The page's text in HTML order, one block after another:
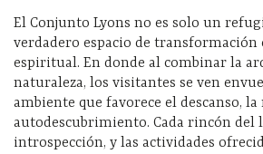
El Conjunto Lyons no es solo un
verdadero espacio de transformación
espiritual. En donde al combinar la
naturaleza, los visitantes se ven
ambiente que favorece el descanso,
autodescubrimiento. Cada rincón del
introspección, y las actividades